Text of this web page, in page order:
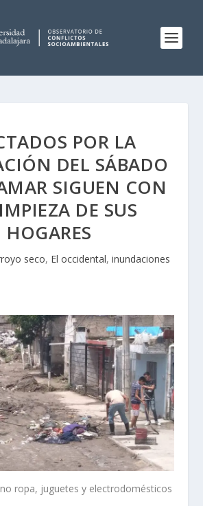
POR LA
DEL SÁBADO
SIGUEN CON
DE SUS
HOGARES
seco, El occidental, inundaciones
ropa, juguetes y electrodomésticos